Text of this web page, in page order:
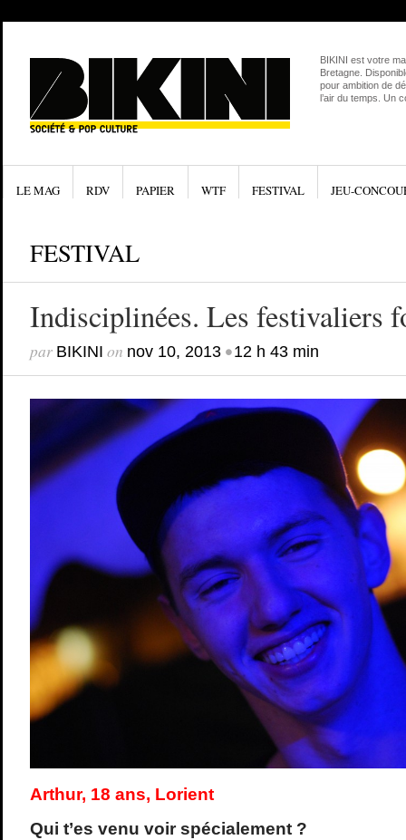
BIKINI est votre
Bretagne.
pour ambition de
l’air du temps. Un
LE MAG RDV PAPIER WTF FESTIVAL JEU-
FESTIVAL
Indisciplinées. Les festivaliers
par BIKINI on nov 10, 2013•12 h 43 min
Arthur, 18 ans, Lorient
Qui t’es venu voir spécialement ?